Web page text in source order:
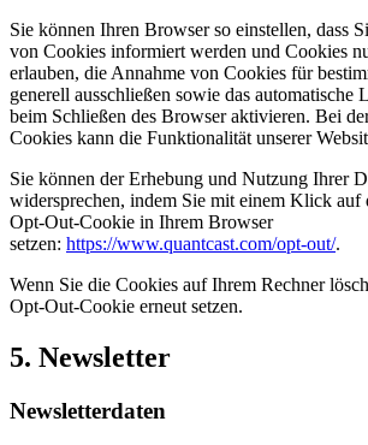
Sie können Ihren Browser so einstellen, dass
von Cookies informiert werden und Cookies
erlauben, die Annahme von Cookies für
generell ausschließen sowie das automatische
beim Schließen des Browser aktivieren. Bei
Cookies kann die Funktionalität unserer
Sie können der Erhebung und Nutzung Ihrer
widersprechen, indem Sie mit einem Klick auf
Opt-Out-Cookie in Ihrem Browser
setzen: https://www.quantcast.com/opt-out/.
Wenn Sie die Cookies auf Ihrem Rechner
Opt-Out-Cookie erneut setzen.
5. Newsletter
Newsletterdaten